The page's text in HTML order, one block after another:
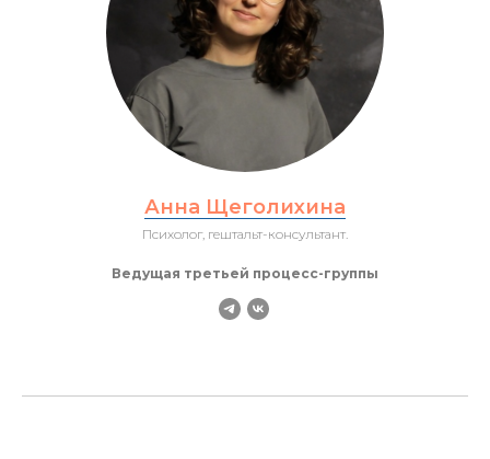
Анна Щеголихина
Психолог, гештальт-консультант.
Ведущая третьей процесс-группы